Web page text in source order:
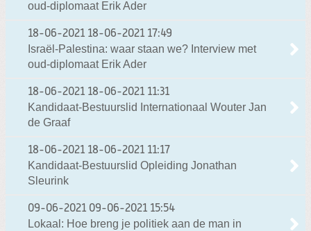
oud-diplomaat Erik Ader
18-06-2021 18-06-2021 17:49
Israël-Palestina: waar staan we? Interview met
oud-diplomaat Erik Ader
18-06-2021 18-06-2021 11:31
Kandidaat-Bestuurslid Internationaal Wouter Jan
de Graaf
18-06-2021 18-06-2021 11:17
Kandidaat-Bestuurslid Opleiding Jonathan
Sleurink
09-06-2021 09-06-2021 15:54
Lokaal: Hoe breng je politiek aan de man in